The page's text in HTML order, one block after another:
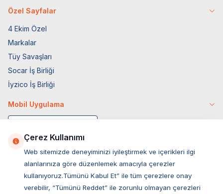
Özel Sayfalar
4 Ekim Özel
Markalar
Tüy Savaşları
Socar İş Birliği
İyzico İş Birliği
Mobil Uygulama
Çerez Kullanımı
Web sitemizde deneyiminizi iyileştirmek ve içerikleri ilgi
alanlarınıza göre düzenlemek amacıyla çerezler
kullanıyoruz.Tümünü Kabul Et” ile tüm çerezlere onay
verebilir, “Tümünü Reddet” ile zorunlu olmayan çerezleri